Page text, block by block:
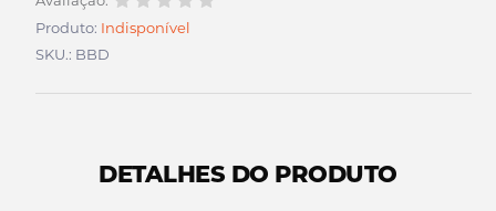
Produto: Indisponível
SKU.: BBD
DETALHES DO PRODUTO